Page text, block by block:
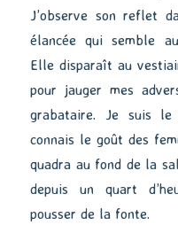
J’observe son reflet
élancée qui semble
Elle disparaît au
pour jauger mes
grabataire. Je suis
connais le goût des
quadra au fond de la
depuis un quart
pousser de la fonte.